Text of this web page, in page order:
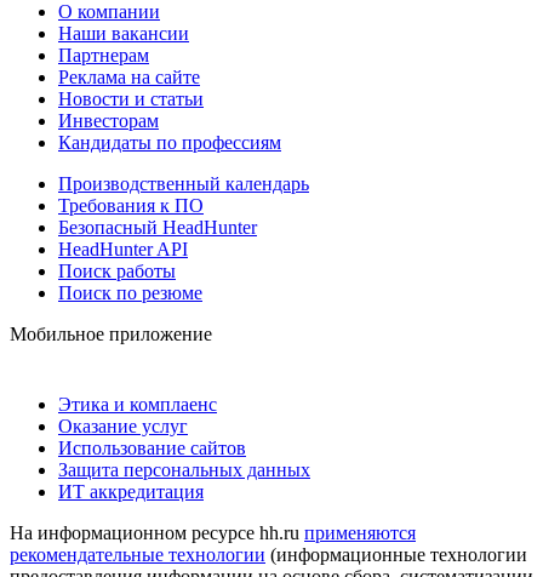
О компании
Наши вакансии
Партнерам
Реклама на сайте
Новости и статьи
Инвесторам
Кандидаты по профессиям
Производственный календарь
Требования к ПО
Безопасный HeadHunter
HeadHunter API
Поиск работы
Поиск по резюме
Мобильное приложение
Этика и комплаенс
Оказание услуг
Использование сайтов
Защита персональных данных
ИТ аккредитация
На информационном ресурсе hh.ru применяются
рекомендательные технологии (информационные технологии